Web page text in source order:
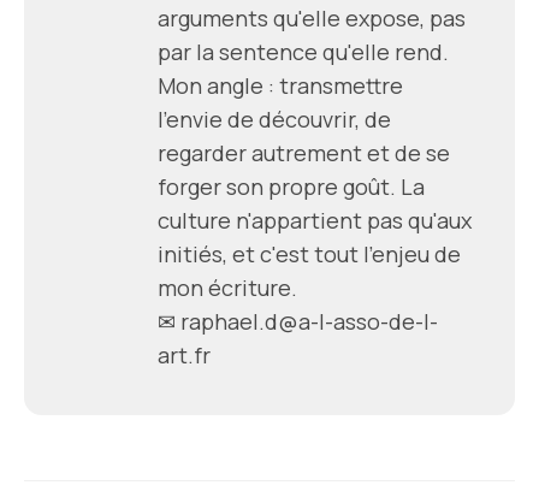
arguments qu'elle expose, pas
par la sentence qu'elle rend.
Mon angle : transmettre
l'envie de découvrir, de
regarder autrement et de se
forger son propre goût. La
culture n'appartient pas qu'aux
initiés, et c'est tout l'enjeu de
mon écriture.
✉ raphael.d@a-l-asso-de-l-
art.fr